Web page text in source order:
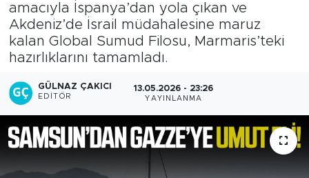
amacıyla İspanya’dan yola çıkan ve
Akdeniz’de İsrail müdahalesine maruz
kalan Global Sumud Filosu, Marmaris’teki
hazırlıklarını tamamladı.
GÜLNAZ ÇAKICI
EDITÖR
13.05.2026 - 23:26
YAYINLANMA